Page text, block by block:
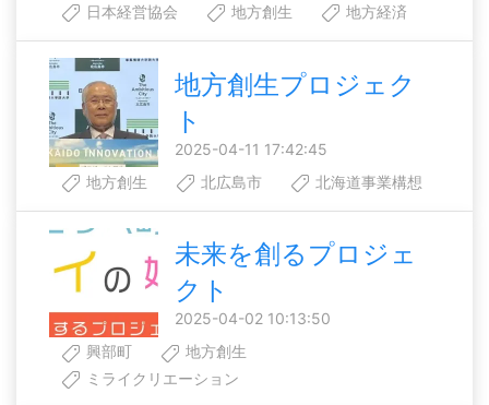
日本経営協会 地方創生 地方経済
地方創生プロジェク
ト
2025-04-11 17:42:45
地方創生
北広島市 北海道事業構想
未来を創るプロジェ
クト
2025-04-02 10:13:50
興部町
地方創生
ミライクリエーション